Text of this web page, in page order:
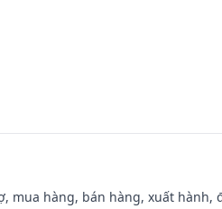
mua hàng, bán hàng, xuất